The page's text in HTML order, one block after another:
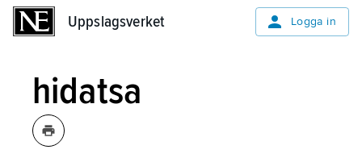
Uppslagsverket Logga in
hidatsa